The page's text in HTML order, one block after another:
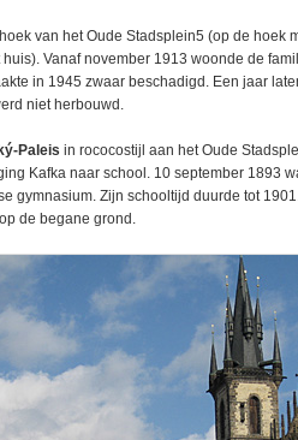
van het Oude Stadsplein5 (op de hoek
huis). Vanaf november 1913 woonde de
in 1945 zwaar beschadigd. Een jaar
niet herbouwd.
Paleis in rococostijl aan het Oude
Kafka naar school. 10 september 1893
gymnasium. Zijn schooltijd duurde tot
de begane grond.